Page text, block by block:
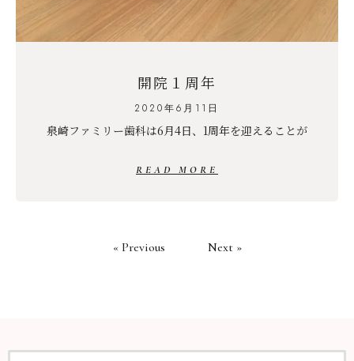
開院１周年
2020年6月11日
泉崎ファミリー歯科は6月4日、1周年を迎えることが
READ MORE
« Previous Next »